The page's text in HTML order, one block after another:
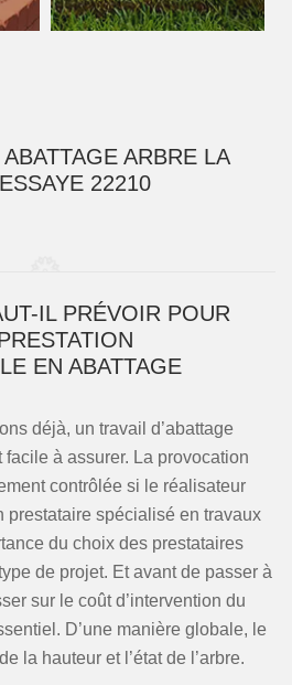
ARBRE LA
22210
IL PRÉVOIR POUR
EN ABATTAGE
déjà, un travail d’abattage
facile à assurer. La provocation
contrôlée si le réalisateur
prestataire spécialisé en travaux
du choix des prestataires
de projet. Et avant de passer à
sur le coût d’intervention du
D’une manière globale, le
la hauteur et l’état de l’arbre.